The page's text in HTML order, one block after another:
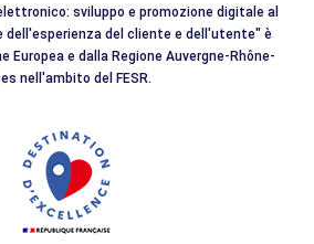
sviluppo e promozione digitale al
dell'esperienza del cliente e dell'utente" è
Europea e dalla Regione Auvergne-Rhône-
nell'ambito del FESR.